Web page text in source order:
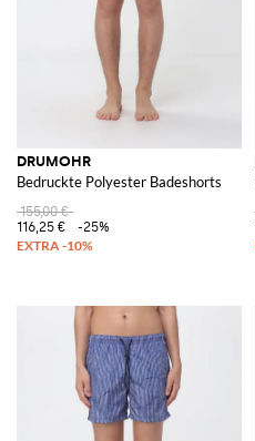
DRUMOHR
Bedruckte Polyester Badeshorts
155,00 €
116,25 €
-25%